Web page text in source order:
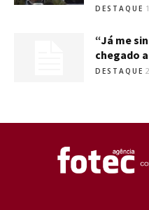
DESTAQUE
“Já me
chegado
DESTAQUE